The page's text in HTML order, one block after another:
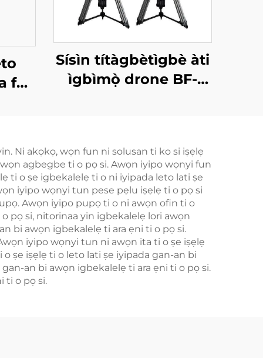
fun
Sísìn títàgbètìgbè àti
ìgbìmọ̀ drone BF-
Ni akọkọ, wọn fun ni solusan ti ko si iṣẹlẹ
agbegbe ti o pọ si. Awọn iyipo wọnyi fun
ti o ṣe igbekalelẹ ti o ni iyipada leto lati ṣe
iyipo wọnyi tun pese pẹlu iṣẹlẹ ti o pọ si
Awọn iyipo pupọ ti o ni awọn ofin ti o
pọ si, nitorinaa yin igbekalelẹ lori awọn
bi awọn igbekalelẹ ti ara ẹni ti o pọ si.
iyipo wọnyi tun ni awọn ita ti o ṣe iṣẹlẹ
ṣe iṣẹlẹ ti o leto lati ṣe iyipada gan-an bi
an bi awọn igbekalelẹ ti ara ẹni ti o pọ si.
ti o pọ si.